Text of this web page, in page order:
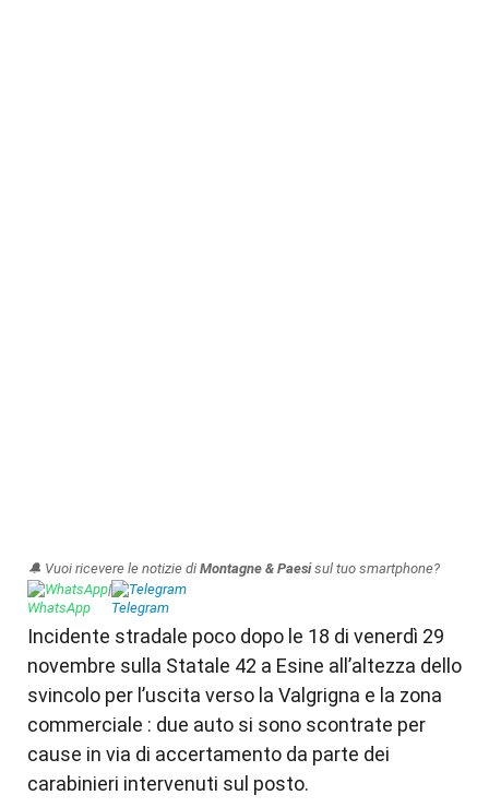
🔔 Vuoi ricevere le notizie di Montagne & Paesisul tuo smartphone?
WhatsApp| Telegram
Incidente stradale poco dopo le 18 di venerdì 29
novembre sulla Statale 42 a Esine all’altezza dello
svincolo per l’uscita verso la Valgrigna e la zona
commerciale : due auto si sono scontrate per
cause in via di accertamento da parte dei
carabinieri intervenuti sul posto.